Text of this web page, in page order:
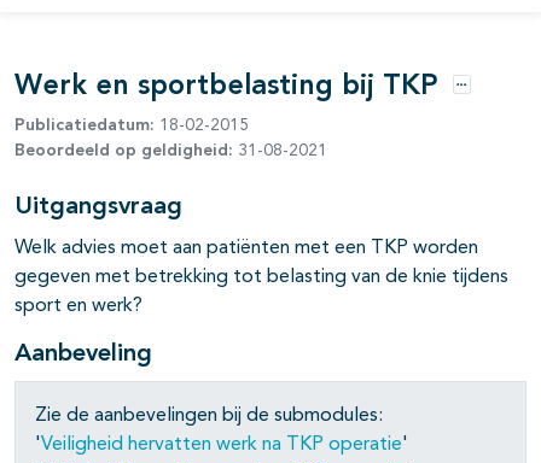
open- en dichtklappen
Werk en sportbelasting bij TKP Opties
Publicatiedatum: 18-02-2015
Beoordeeld op geldigheid: 31-08-2021
Uitgangsvraag
Welk advies moet aan patiënten met een TKP worden
gegeven met betrekking tot belasting van de knie tijdens
sport en werk?
Aanbeveling
Zie de aanbevelingen bij de submodules:
'Veiligheid hervatten werk na TKP operatie'